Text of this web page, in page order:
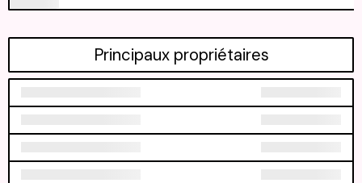
Principaux propriétaires